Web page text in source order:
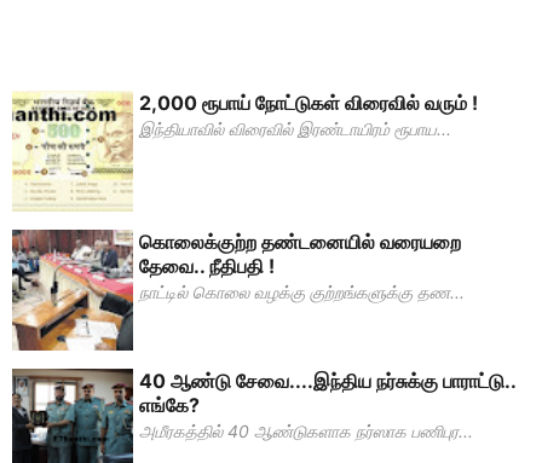
2,000 ரூபாய் நோட்டுகள் விரைவில் வரும் !
இந்தியாவில் விரைவில் இரண்டாயிரம் ரூபாய...
கொலைக்குற்ற தண்டனையில் வரையறை
தேவை.. நீதிபதி !
நாட்டில் கொலை வழக்கு குற்றங்களுக்கு தண...
40 ஆண்டு சேவை....இந்திய நர்சுக்கு பாராட்டு..
எங்கே?
அமீரகத்தில் 40 ஆண்டுகளாக நர்ஸாக பணிபுர...